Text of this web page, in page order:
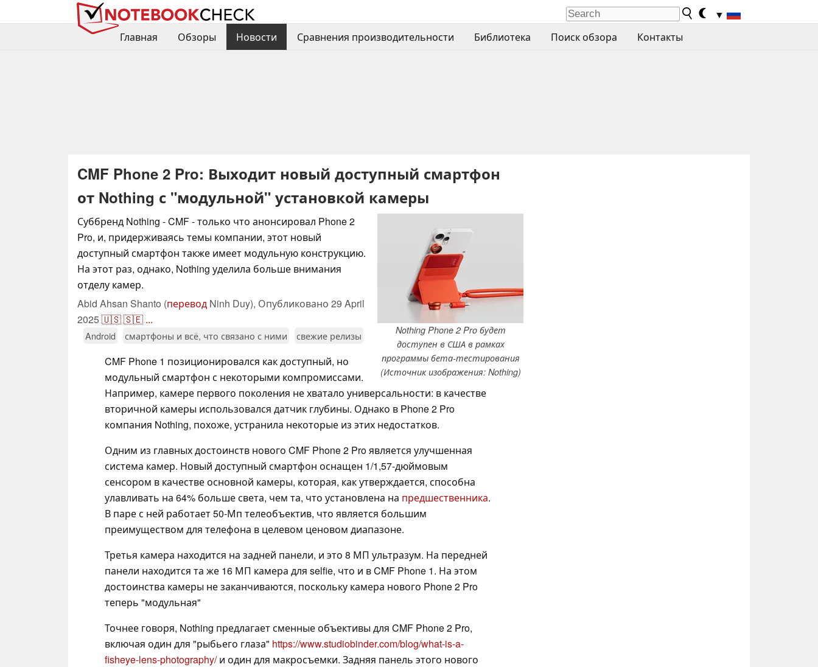
▼
Главная
Обзоры Новости Сравнения производительности Библиотека Поиск обзора Контакты
CMF Phone 2 Pro: Выходит новый доступный смартфон
от Nothing с "модульной" установкой камеры
Nothing Phone 2 Pro будет
доступен в США в рамках
программы бета-тестирования
(Источник изображения: Nothing)
Суббренд Nothing - CMF - только что анонсировал Phone 2
Pro, и, придерживаясь темы компании, этот новый
доступный смартфон также имеет модульную конструкцию.
На этот раз, однако, Nothing уделила больше внимания
отделу камер.
Abid Ahsan Shanto (перевод Ninh Duy), Опубликовано 29 April
2025🇺🇸🇸🇪 ...
Android смартфоны и всё, что связано с ними свежие релизы
CMF Phone 1 позиционировался как доступный, но
модульный смартфон с некоторыми компромиссами.
Например, камере первого поколения не хватало универсальности: в качестве
вторичной камеры использовался датчик глубины. Однако в Phone 2 Pro
компания Nothing, похоже, устранила некоторые из этих недостатков.
Одним из главных достоинств нового CMF Phone 2 Pro является улучшенная
система камер. Новый доступный смартфон оснащен 1/1,57-дюймовым
сенсором в качестве основной камеры, которая, как утверждается, способна
улавливать на 64% больше света, чем та, что установлена на предшественника.
В паре с ней работает 50-Мп телеобъектив, что является большим
преимуществом для телефона в целевом ценовом диапазоне.
Третья камера находится на задней панели, и это 8 МП ультразум. На передней
панели находится та же 16 МП камера для selfie, что и в CMF Phone 1. На этом
достоинства камеры не заканчиваются, поскольку камера нового Phone 2 Pro
теперь "модульная"
Точнее говоря, Nothing предлагает сменные объективы для CMF Phone 2 Pro,
включая один для "рыбьего глаза" https://www.studiobinder.com/blog/what-is-a-
fisheye-lens-photography/и один для макросъемки. Задняя панель этого нового